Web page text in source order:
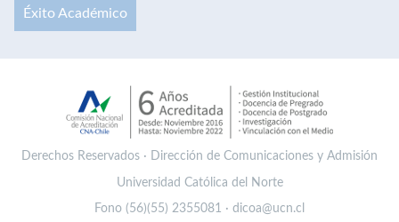
Éxito Académico
Derechos Reservados · Dirección de Comunicaciones y Admisión
Universidad Católica del Norte
Fono (56)(55) 2355081 · dicoa@ucn.cl